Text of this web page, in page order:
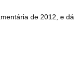
de 2012, e